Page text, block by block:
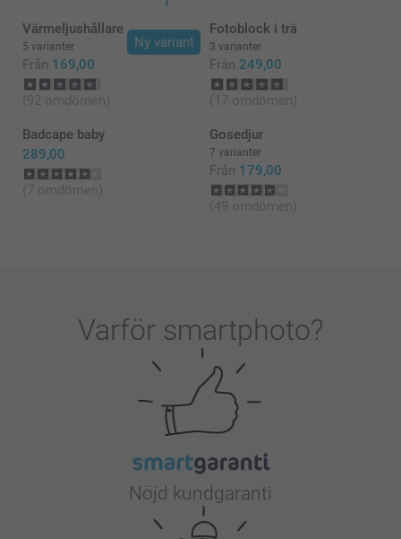
Kirsi @smartphoto
Ny variant
Värmeljushållare
5 varianter
Från 169,00
(92 omdömen)
Fotoblock i trä
3 varianter
Från 249,00
(17 omdömen)
Badcape baby
289,00
(7 omdömen)
Gosedjur
7 varianter
Från 179,00
(49 omdömen)
Varför smartphoto?
Nöjd kundgaranti